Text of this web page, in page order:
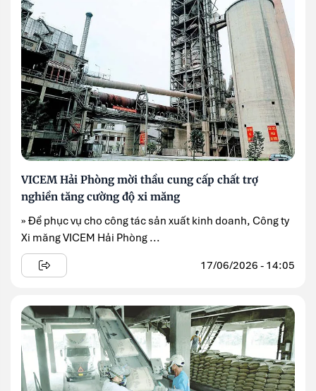
VICEM Hải Phòng mời thầu cung cấp chất trợ
nghiền tăng cường độ xi măng
» Để phục vụ cho công tác sản xuất kinh doanh, Công ty
Xi măng VICEM Hải Phòng ...
17/06/2026 - 14:05